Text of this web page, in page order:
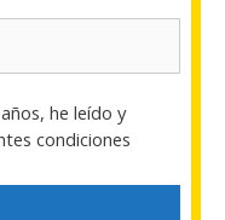
he leído y
condiciones